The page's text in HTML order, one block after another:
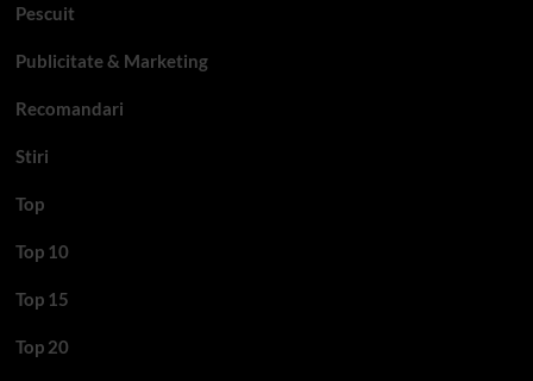
Pescuit
Publicitate & Marketing
Recomandari
Stiri
Top
Top 10
Top 15
Top 20